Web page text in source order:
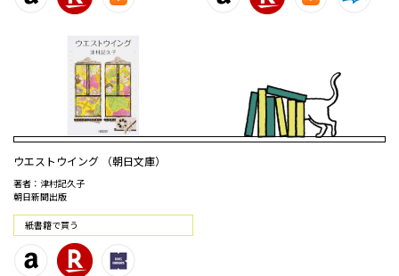
ウエストウイング （朝日文庫）
著者：津村記久子
朝日新聞出版
紙書籍で買う